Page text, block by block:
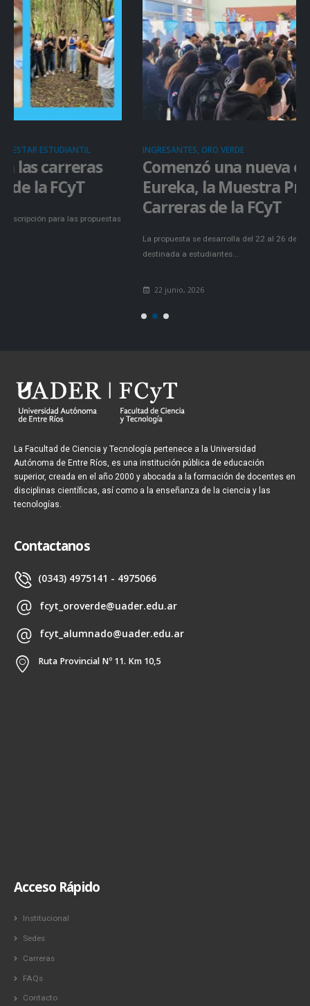
INGRESANTES, ORO VERDE
Comenzó una nueva edición de
Eureka, la Muestra Práctica de
Carreras de la FCyT
La propuesta se desarrolla del 22 al 26 de junio en la Sede Oro Verde y está
La Facultad de Ciencia y Tecnología pertenece a la Universidad
Autónoma de Entre Ríos, es una institución pública de educación
superior, creada en el año 2000 y abocada a la formación de docentes en
disciplinas científicas, así como a la enseñanza de la ciencia y las
tecnologías.
Contactanos
(0343) 4975141 - 4975066
fcyt_oroverde@uader.edu.ar
fcyt_alumnado@uader.edu.ar
Ruta Provincial Nº 11. Km 10,5
Acceso Rápido
Institucional
Sedes
Carreras
FAQs
Contacto